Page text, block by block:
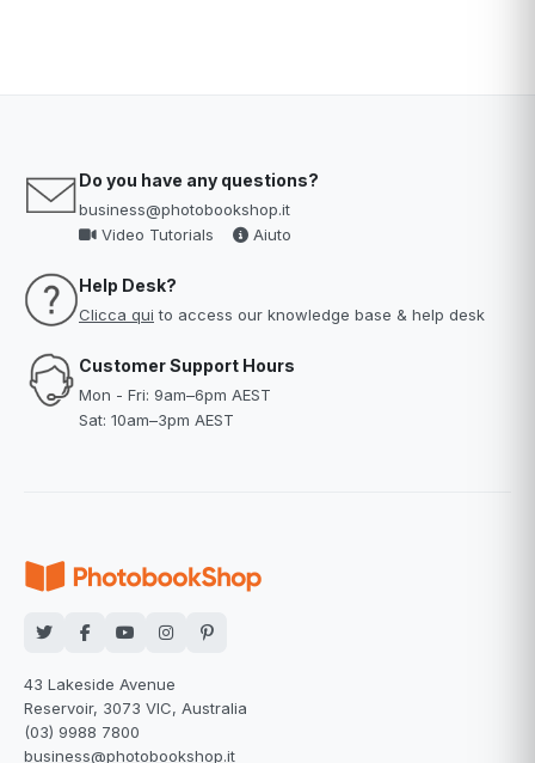
Do you have any questions?
business@photobookshop.it
Video Tutorials
Aiuto
Help Desk?
Clicca qui to access our knowledge base & help desk
Customer Support Hours
Mon - Fri: 9am–6pm AEST
Sat: 10am–3pm AEST
43 Lakeside Avenue
Reservoir, 3073 VIC, Australia
(03) 9988 7800
business@photobookshop.it